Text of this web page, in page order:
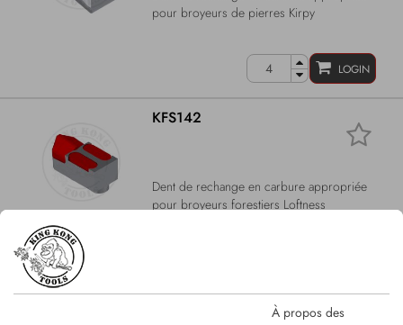
À propos des
pour broyeurs de pierres Kirpy
LOGIN
KFS142
Dent de rechange en carbure appropriée
pour broyeurs forestiers Loftness